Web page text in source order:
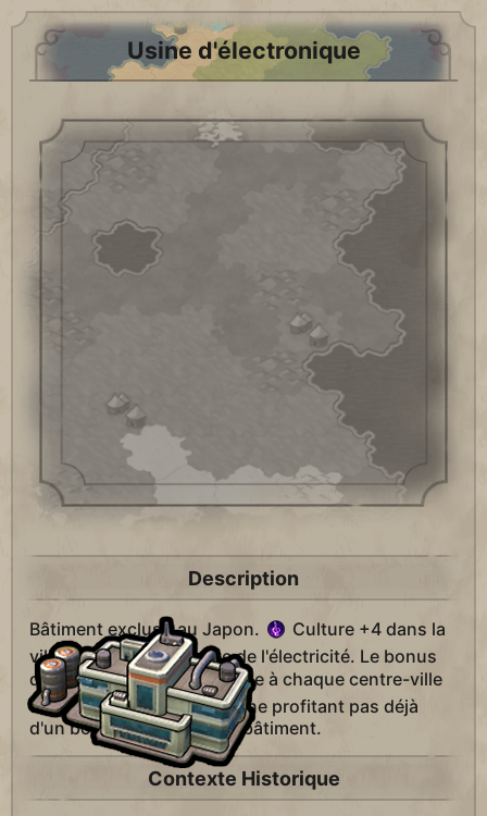
Usine d'électronique
Description
Bâtiment exclusif au Japon.
Culture +4 dans la
ville après la découverte de l'électricité. Le bonus
de
production s'applique à chaque centre-ville
dans un rayon de 6 cases ne profitant pas déjà
d'un bonus de ce type de bâtiment.
Contexte Historique